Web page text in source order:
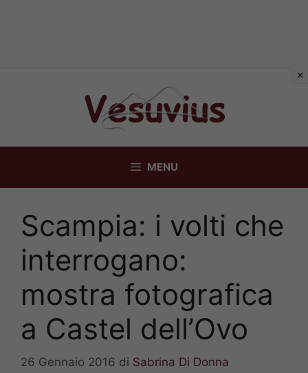
MENU
Scampia: i volti che
interrogano:
mostra fotografica
a Castel dell’Ovo
26 Gennaio 2016 di Sabrina Di Donna